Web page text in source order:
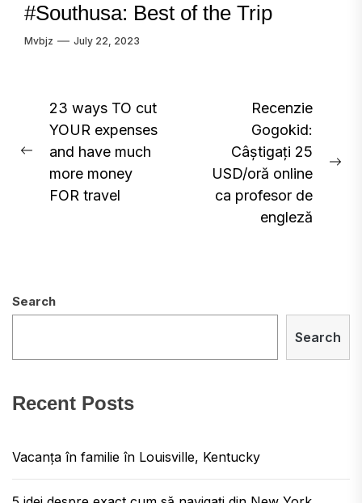
#Southusa: Best of the Trip
Mvbjz July 22, 2023
Post
navigation
Previous
post:
23 ways TO cut
YOUR expenses
and have much
more money
FOR travel
Recenzie
Gogokid:
Câștigați 25
USD/oră online
ca profesor de
engleză
Search
Search
Recent Posts
Vacanța în familie în Louisville, Kentucky